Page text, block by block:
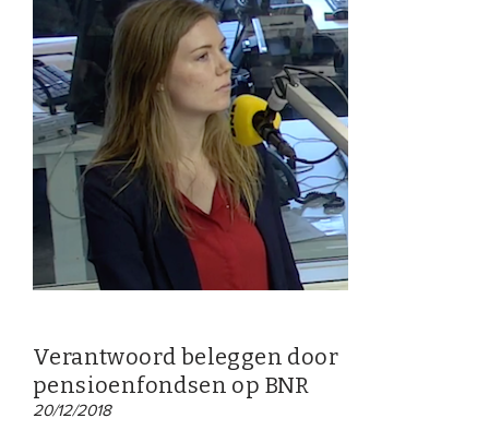
Verantwoord beleggen door
pensioenfondsen op BNR
20/12/2018